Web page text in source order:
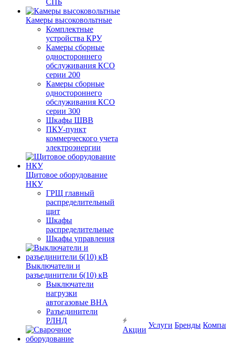
СПБ
Камеры высоковольтные
Комплектные
устройства КРУ
Камеры сборные
одностороннего
обслуживания КСО
серии 200
Камеры сборные
одностороннего
обслуживания КСО
серии 300
Шкафы ШВВ
ПКУ-пункт
коммерческого учета
электроэнергии
Щитовое оборудование
НКУ
ГРЩ главный
распределительный
щит
Шкафы
распределительные
Шкафы управления
Выключатели и
разъединители 6(10) кВ
Выключатели
нагрузки
автогазовые ВНА
Разъединители
РЛНД
Акции
Услуги Бренды